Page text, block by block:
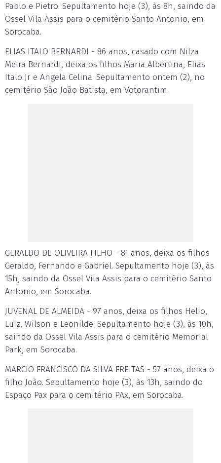
Pablo e Pietro. Sepultamento hoje (3), às 8h, saindo da
Ossel Vila Assis para o cemitério Santo Antonio, em
Sorocaba.
ELIAS ITALO BERNARDI - 86 anos, casado com Nilza
Meira Bernardi, deixa os filhos Maria Albertina, Elias
Italo Jr e Angela Celina. Sepultamento ontem (2), no
cemitério São João Batista, em Votorantim.
GERALDO DE OLIVEIRA FILHO - 81 anos, deixa os filhos
Geraldo, Fernando e Gabriel. Sepultamento hoje (3), às
15h, saindo da Ossel Vila Assis para o cemitério Santo
Antonio, em Sorocaba.
JUVENAL DE ALMEIDA - 97 anos, deixa os filhos Helio,
Luiz, Wilson e Leonilde. Sepultamento hoje (3), às 10h,
saindo da Ossel Vila Assis para o cemitério Memorial
Park, em Sorocaba.
MARCIO FRANCISCO DA SILVA FREITAS - 57 anos, deixa o
filho João. Sepultamento hoje (3), às 13h, saindo do
Espaço Pax para o cemitério PAx, em Sorocaba.